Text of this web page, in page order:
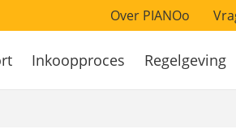
Over PIANOo
Inkoopproces Regelgeving